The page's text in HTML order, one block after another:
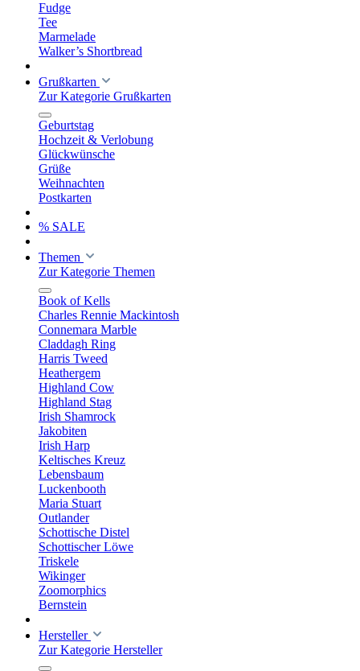
Fudge
Tee
Marmelade
Walker’s Shortbread
Grußkarten
Zur Kategorie Grußkarten
Geburtstag
Hochzeit & Verlobung
Glückwünsche
Grüße
Weihnachten
Postkarten
% SALE
Themen
Zur Kategorie Themen
Book of Kells
Charles Rennie Mackintosh
Connemara Marble
Claddagh Ring
Harris Tweed
Heathergem
Highland Cow
Highland Stag
Irish Shamrock
Jakobiten
Irish Harp
Keltisches Kreuz
Lebensbaum
Luckenbooth
Maria Stuart
Outlander
Schottische Distel
Schottischer Löwe
Triskele
Wikinger
Zoomorphics
Bernstein
Hersteller
Zur Kategorie Hersteller